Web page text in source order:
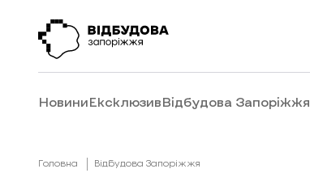
НовиниЕксклюзивВідбудова Запоріжжя
Головна Відбудова Запоріжжя